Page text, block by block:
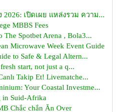
เปิดเผย แหล่งรวม ความ...
MBBS Fees
The Spotbet Arena , Bola3...
Microwave Week Event Guide
to Safe & Legal Altern...
start, not just a q...
Takip Et! Livematche...
Your Coastal Investme...
in Suid-Afrika
Chắc chắn Ăn Over